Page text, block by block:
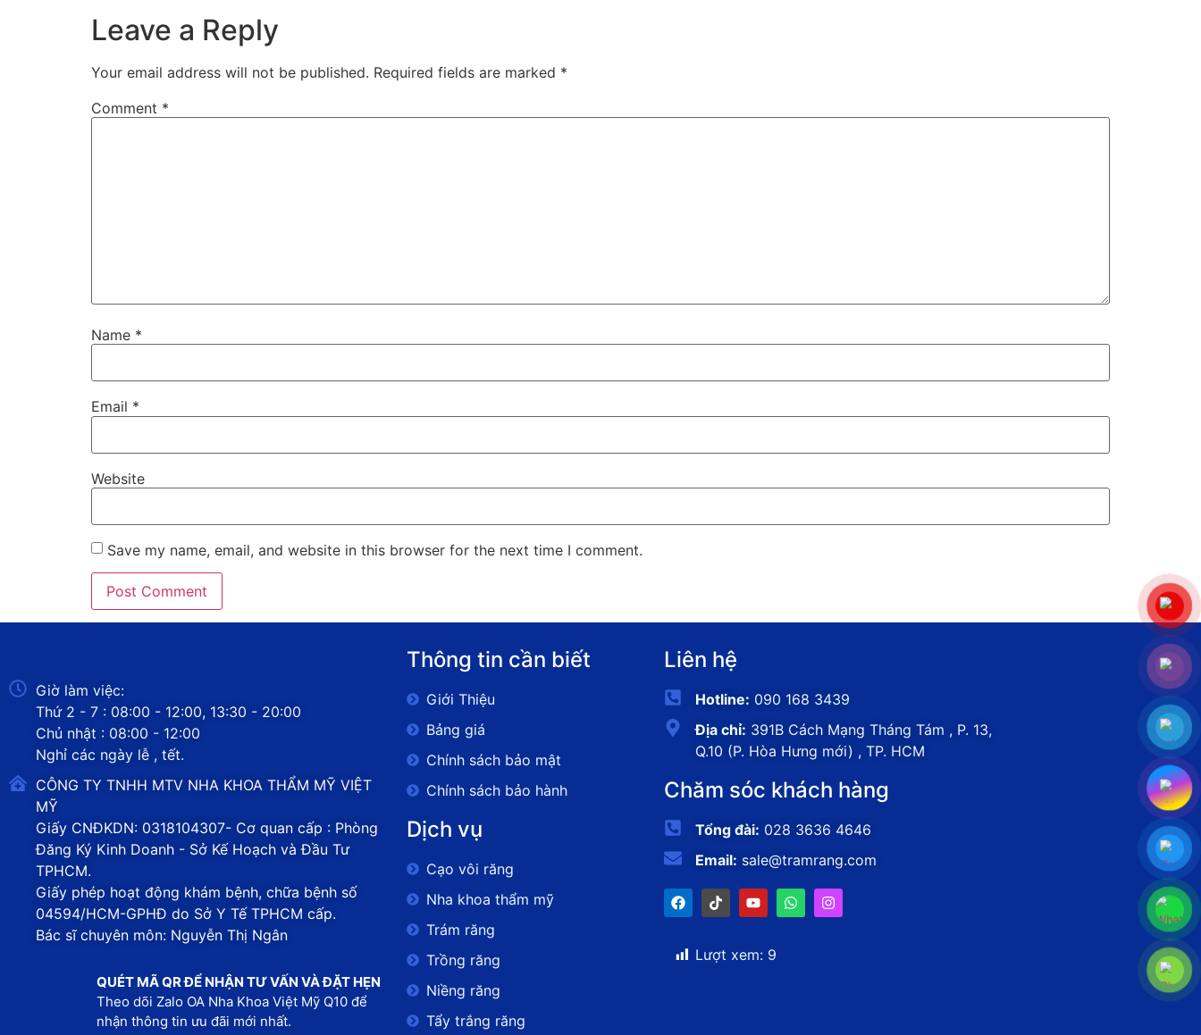
Leave a Reply
Your email address will not be published. Required fields are marked *
Comment *
Name *
Email *
Website
Save my name, email, and website in this browser for the next time I comment.
Giờ làm việc:
Thứ 2 - 7 : 08:00 - 12:00, 13:30 - 20:00
Chủ nhật : 08:00 - 12:00
Nghỉ các ngày lễ , tết.
CÔNG TY TNHH MTV NHA KHOA THẨM MỸ VIỆT
MỸ
Giấy CNĐKDN: 0318104307- Cơ quan cấp : Phòng
Đăng Ký Kinh Doanh - Sở Kế Hoạch và Đầu Tư
TPHCM.
Giấy phép hoạt động khám bệnh, chữa bệnh số
04594/HCM-GPHĐ do Sở Y Tế TPHCM cấp.
Bác sĩ chuyên môn: Nguyễn Thị Ngân
QUÉT MÃ QR ĐỂ NHẬN TƯ VẤN VÀ ĐẶT HẸN
Theo dõi Zalo OA Nha Khoa Việt Mỹ Q10 để
nhận thông tin ưu đãi mới nhất.
Thông tin cần biết
Giới Thiệu
Bảng giá
Chính sách bảo mật
Chính sách bảo hành
Dịch vụ
Cạo vôi răng
Nha khoa thẩm mỹ
Trám răng
Trồng răng
Niềng răng
Tẩy trắng răng
Liên hệ
Hotline: 090 168 3439
Địa chỉ: 391B Cách Mạng Tháng Tám , P. 13,
Q.10 (P. Hòa Hưng mới) , TP. HCM
Chăm sóc khách hàng
Tổng đài: 028 3636 4646
Email: sale@tramrang.com
Lượt xem: 9